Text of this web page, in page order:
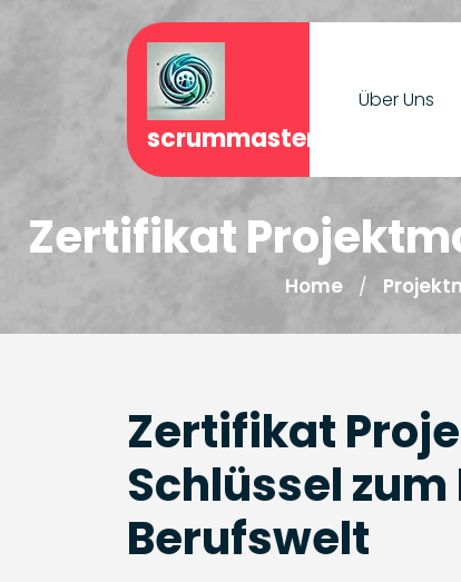
scrummasterjournal.de
Über Uns
Zertifikat
Home /
Zertifikat
Schlüssel
Berufswelt